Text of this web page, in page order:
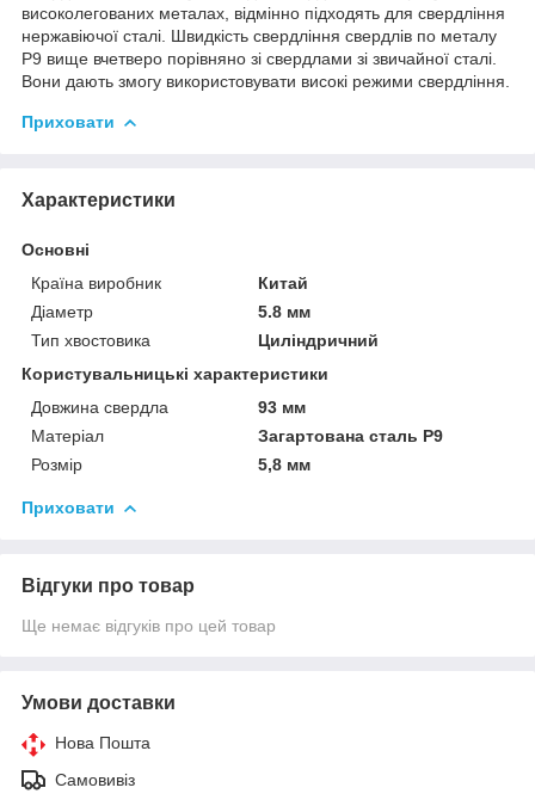
високолегованих металах, відмінно підходять для свердління
нержавіючої сталі. Швидкість свердління свердлів по металу
Р9 вище вчетверо порівняно зі свердлами зі звичайної сталі.
Вони дають змогу використовувати високі режими свердління.
Приховати
Характеристики
Основні
Країна виробник
Китай
Діаметр
5.8 мм
Тип хвостовика
Циліндричний
Користувальницькі характеристики
Довжина свердла
93 мм
Матеріал
Загартована сталь Р9
Розмір
5,8 мм
Приховати
Відгуки про товар
Ще немає відгуків про цей товар
Умови доставки
Нова Пошта
Самовивіз